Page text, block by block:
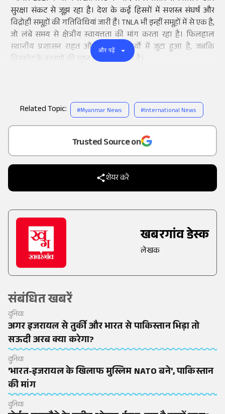
Add
as a
Trusted Source on
शेयर करें
खबरगांव डेस्क
लेखक
संबंधित खबरें
दुनिया
अगर इजरायल से तुर्की और भारत से पाकिस्तान भिड़ा तो
सऊदी अरब क्या करेगा?
दुनिया
'भारत-इजरायल के खिलाफ मुस्लिम NATO बने', पाकिस्तान
की मांग
दुनिया
सुरक्षा संकट से जूझ रहा है। देश के कई हिस्सों में सशस्त्र संघर्ष और
विद्रोही समूहों की गतिविधियां जारी हैं। TNLA भी इन्हीं समूहों में से एक है,
जो लंबे समय से क्षेत्रीय स्वायत्तता की मांग करता रहा है। फिलहाल
स्थानीय प्रशासन राहत और पुनर्वास कार्यों में जुटा हुआ है, जबकि
विस्फोट के कारणों की गहन जांच की जा रही है।
और पढ़ें
Related Topic: #Myanmar News #International News